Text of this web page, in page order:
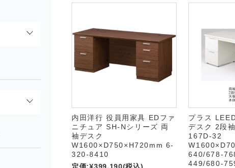
内田洋行 役員用家具 EDファ
ニチュア SH-Nシリーズ 両
袖デスク
W1600×D750×H720mm 6-
320-8410
プラス
デスク 2段
167D-32
640/678-
449/680-